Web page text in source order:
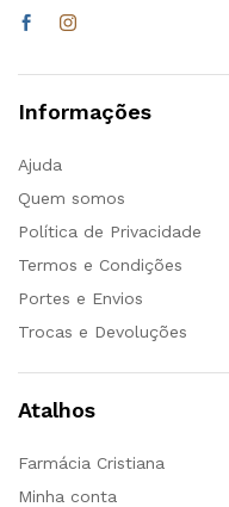
Informações
Ajuda
Quem somos
Política de Privacidade
Termos e Condições
Portes e Envios
Trocas e Devoluções
Atalhos
Farmácia Cristiana
Minha conta